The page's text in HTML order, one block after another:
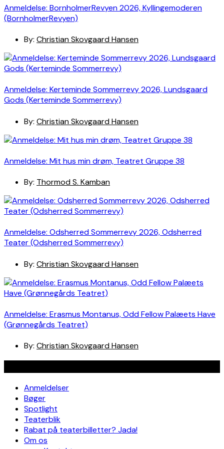
Anmeldelse: BornholmerRevyen 2026, Kyllingemoderen
(BornholmerRevyen)
By: Christian Skovgaard Hansen
Anmeldelse: Kerteminde Sommerrevy 2026, Lundsgaard
Gods (Kerteminde Sommerrevy)
By: Christian Skovgaard Hansen
Anmeldelse: Mit hus min drøm, Teatret Gruppe 38
By: Thormod S. Kamban
Anmeldelse: Odsherred Sommerrevy 2026, Odsherred
Teater (Odsherred Sommerrevy)
By: Christian Skovgaard Hansen
Anmeldelse: Erasmus Montanus, Odd Fellow Palæets Have
(Grønnegårds Teatret)
By: Christian Skovgaard Hansen
Anmeldelser
Bøger
Spotlight
Teaterblik
Rabat på teaterbilletter? Jada!
Om os